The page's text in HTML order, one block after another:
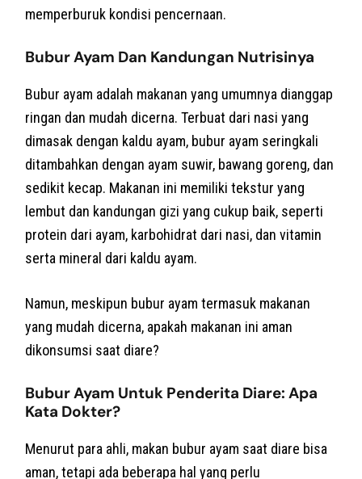
memperburuk kondisi pencernaan.
Bubur Ayam Dan Kandungan Nutrisinya
Bubur ayam adalah makanan yang umumnya dianggap
ringan dan mudah dicerna. Terbuat dari nasi yang
dimasak dengan kaldu ayam, bubur ayam seringkali
ditambahkan dengan ayam suwir, bawang goreng, dan
sedikit kecap. Makanan ini memiliki tekstur yang
lembut dan kandungan gizi yang cukup baik, seperti
protein dari ayam, karbohidrat dari nasi, dan vitamin
serta mineral dari kaldu ayam.
Namun, meskipun bubur ayam termasuk makanan
yang mudah dicerna, apakah makanan ini aman
dikonsumsi saat diare?
Bubur Ayam Untuk Penderita Diare: Apa
Kata Dokter?
Menurut para ahli, makan bubur ayam saat diare bisa
aman, tetapi ada beberapa hal yang perlu